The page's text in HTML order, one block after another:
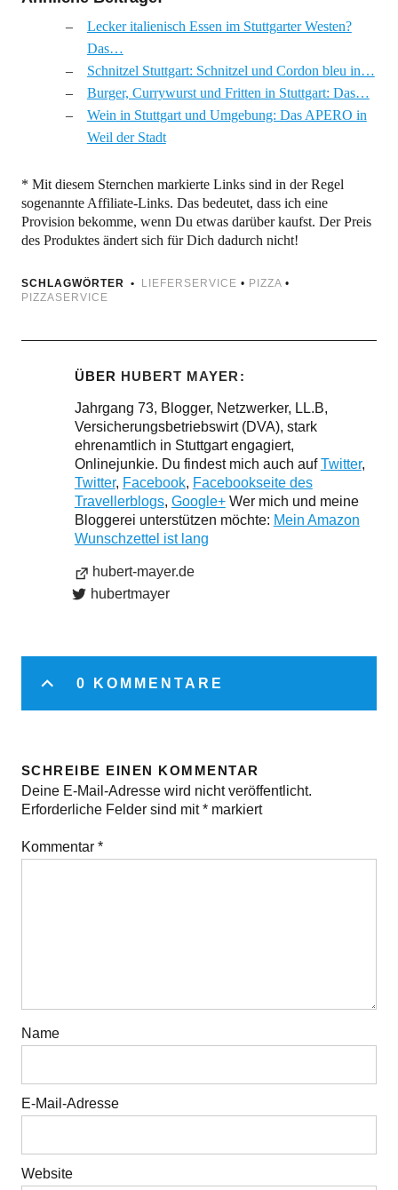
Lecker italienisch Essen im Stuttgarter Westen?
Das…
Schnitzel Stuttgart: Schnitzel und Cordon bleu in…
Burger, Currywurst und Fritten in Stuttgart: Das…
Wein in Stuttgart und Umgebung: Das APERO in
Weil der Stadt
* Mit diesem Sternchen markierte Links sind in der Regel
sogenannte Affiliate-Links. Das bedeutet, dass ich eine
Provision bekomme, wenn Du etwas darüber kaufst. Der Preis
des Produktes ändert sich für Dich dadurch nicht!
SCHLAGWÖRTER LIEFERSERVICE • PIZZA•
PIZZASERVICE
ÜBER HUBERT MAYER
Jahrgang 73, Blogger, Netzwerker, LL.B,
Versicherungsbetriebswirt (DVA), stark
ehrenamtlich in Stuttgart engagiert,
Onlinejunkie. Du findest mich auch aufTwitter,
Twitter, Facebook, Facebookseite des
Travellerblogs, Google+Wer mich und meine
Bloggerei unterstützen möchte: Mein Amazon
Wunschzettel ist lang
hubert-mayer.de
hubertmayer
0 KOMMENTARE
SCHREIBE EINEN KOMMENTAR
Deine E-Mail-Adresse wird nicht veröffentlicht.
Erforderliche Felder sind mit*markiert
Kommentar *
Name
E-Mail-Adresse
Website